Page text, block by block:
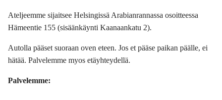
Ateljeemme sijaitsee Helsingissä Arabianrannassa osoitteessa
Hämeentie 155 (sisäänkäynti Kaanaankatu 2).
Autolla pääset suoraan oven eteen. Jos et pääse paikan päälle, ei
hätää. Palvelemme myos etäyhteydellä.
Palvelemme: